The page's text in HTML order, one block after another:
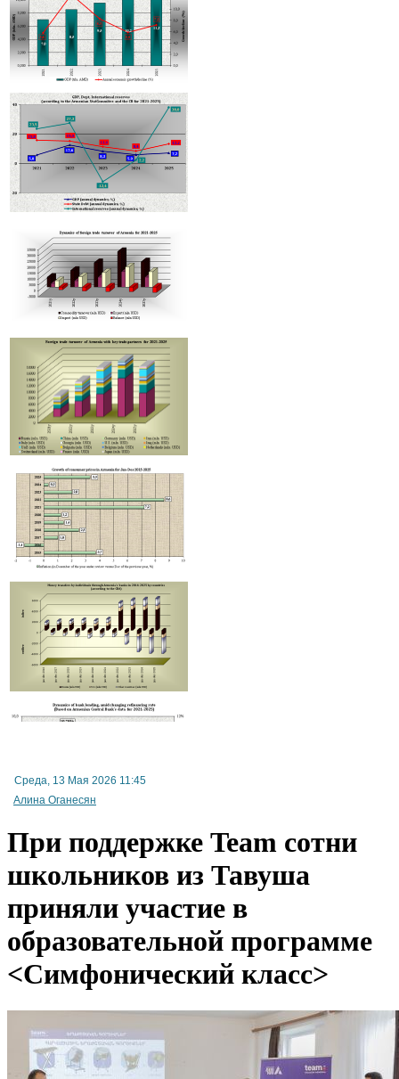
КГД выявил налоговые нарушения еще на одном объекте Гагика Царукяна
Международный бренд Subway рассматривает возможность выхода на армянский
Moody’s изменило прогноз по рейтингам IDBank на позитивный
Среда, 13 Мая 2026 11:45
Алина Оганесян
При поддержке Team сотни
школьников из Тавуша
приняли участие в
образовательной программе
<Симфонический класс>